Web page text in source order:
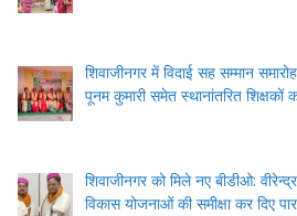
शिवाजीनगर में विदाई सह सम्मान
पूनम कुमारी समेत स्थानांतरित शिक्षकों
शिवाजीनगर को मिले नए बीडीओ:
विकास योजनाओं की समीक्षा कर दिए